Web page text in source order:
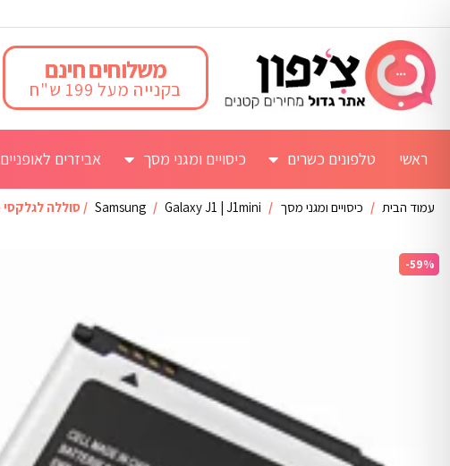
משלוחים חינם
בקנייה מעל 199 ש"ח
ראשי טלפונים כשרים כיסויים ומגני מסך אביזרים לאופניים
עמוד הבית / כיסויים ומגני מסך /
Samsung / Galaxy J1 | J1mini / סוללה לגלקסי j1 mini/ prime
-59%